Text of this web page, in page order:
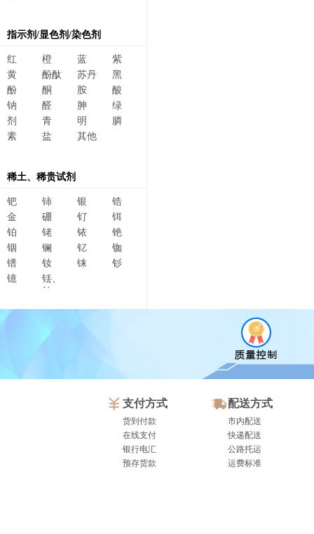
指示剂/显色剂/染色剂
红 橙 蓝
紫
黄
酚酞 苏丹
黑
酚
酮 胺
酸
钠
醛 胂
绿
剂
青 明
膦
素
盐 其他
稀土、稀贵试剂
钯 铈 银
锆
金
硼 钌
铒
铂
铑 铱
铯
铟
镧 钇
铷
镨
钕 铼
钐
镱
铥、
钆、
支付方式
货到付款
在线支付
银行电汇
预存货款
配送方式
市内配送
快递配送
公路托运
运费标准